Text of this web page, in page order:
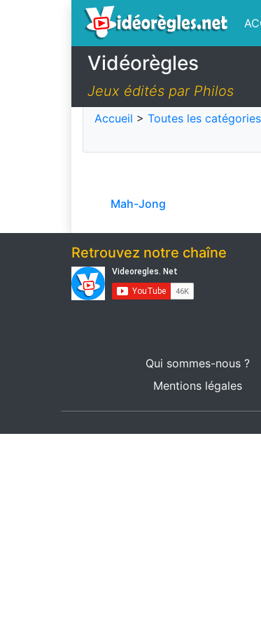
Vidéorègles
Jeux édités par Philos
Accueil > Toutes les
Mah-Jong
Retrouvez notre chaîne
Qui sommes-nous ?
Mentions légales